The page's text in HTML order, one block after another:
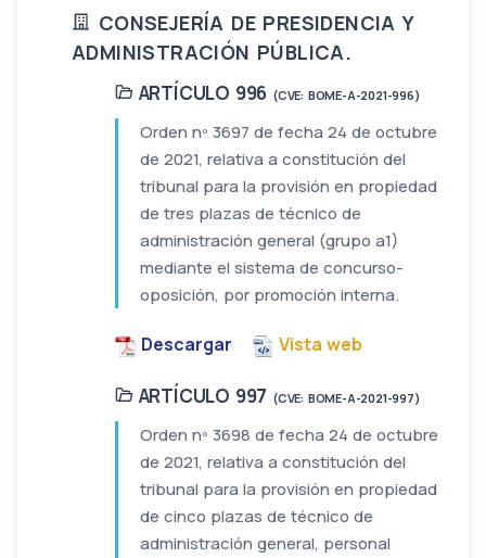
CONSEJERÍA DE PRESIDENCIA Y
ADMINISTRACIÓN PÚBLICA.
ARTÍCULO 996 (CVE: BOME-A-2021-996)
Orden nº 3697 de fecha 24 de octubre
de 2021, relativa a constitución del
tribunal para la provisión en propiedad
de tres plazas de técnico de
administración general (grupo a1)
mediante el sistema de concurso-
oposición, por promoción interna.
Descargar Vista web
ARTÍCULO 997 (CVE: BOME-A-2021-997)
Orden nº 3698 de fecha 24 de octubre
de 2021, relativa a constitución del
tribunal para la provisión en propiedad
de cinco plazas de técnico de
administración general, personal